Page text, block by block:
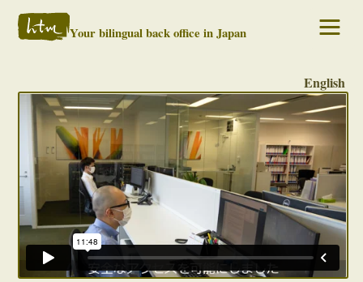
Your bilingual back office in Japan
English